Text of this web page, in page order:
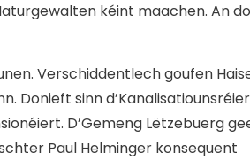
kéint maachen. An do
Verschiddentlech goufen
Donieft sinn d’Kanalisatiounsréier
D’Gemeng Lëtzebuerg
Paul Helminger konsequent